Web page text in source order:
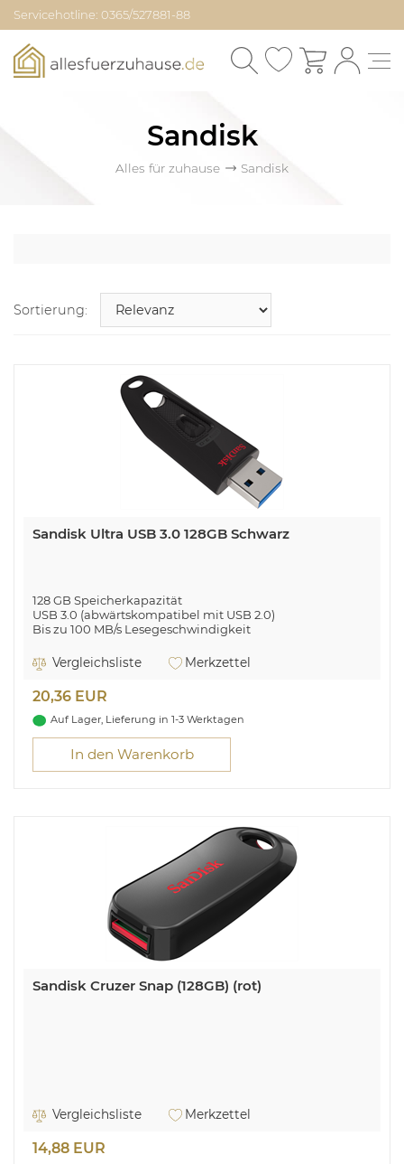
Servicehotline: 0365/527881-88
Sandisk
Alles für zuhause Sandisk
Sortierung:
Sandisk Ultra USB 3.0 128GB Schwarz
128 GB Speicherkapazität
USB 3.0 (abwärtskompatibel mit USB 2.0)
Bis zu 100 MB/s Lesegeschwindigkeit
Vergleichsliste Merkzettel
20,36 EUR
Auf Lager, Lieferung in 1-3 Werktagen
In den Warenkorb
Sandisk Cruzer Snap (128GB) (rot)
Vergleichsliste Merkzettel
14,88 EUR